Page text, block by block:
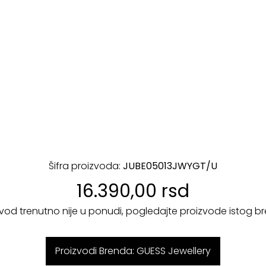
Šifra proizvoda: JUBE05013JWYGT/U
16.390,00 rsd
trenutno nije u ponudi, pogledajte proizvode istog
Proizvodi Brenda: GUESS Jewellery